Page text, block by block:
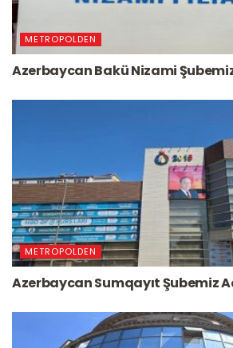
METROPOLDEN
Azerbaycan Bakü Nizami Şubemiz
METROPOLDEN
Azerbaycan Sumqayıt Şubemiz